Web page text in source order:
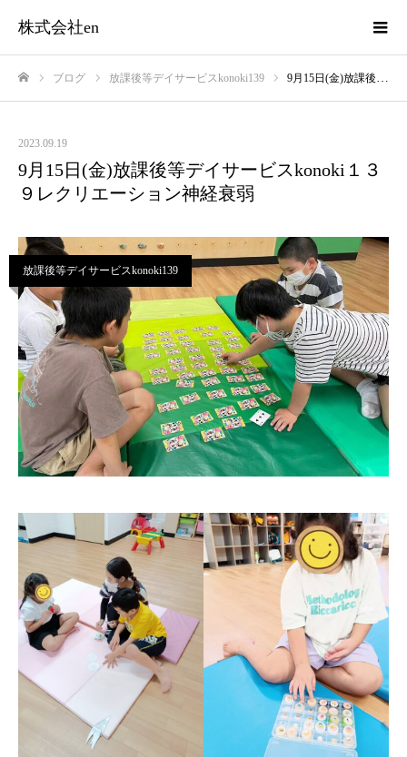
株式会社en
ブログ 放課後等デイサービスkonoki139 9月15日(金)放課後等デイサービスkonoki１３９レクリエーション神経衰弱
2023.09.19
9月15日(金)放課後等デイサービスkonoki１３
９レクリエーション神経衰弱
放課後等デイサービスkonoki139